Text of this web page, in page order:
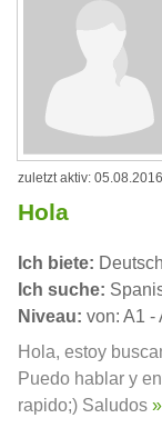
zuletzt aktiv: 05.08.2016
Hola
Ich biete: Deutsch
Ich suche:
Niveau: von: A1 -
Hola, estoy
Puedo hablar y
rapido;) Saludos